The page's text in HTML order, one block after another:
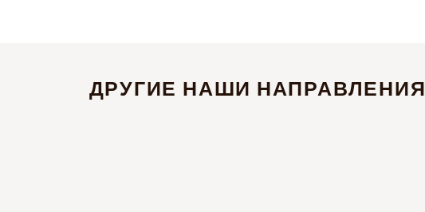
ДРУГИЕ НАШИ НАПРАВЛЕНИЯ